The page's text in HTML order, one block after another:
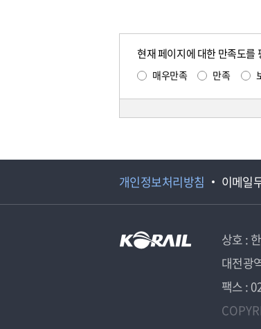
현재 페이지에 대한 만족도를
매우만족 만족
개인정보처리방침 이메일
상호 :
대전광
팩스 :